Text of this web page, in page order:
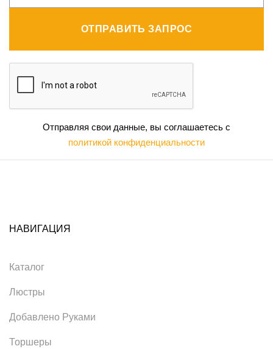
ОТПРАВИТЬ ЗАПРОС
Отправляя свои данные, вы соглашаетесь с
политикой конфиденциальности
НАВИГАЦИЯ
Каталог
Люстры
Добавлено Руками
Торшеры